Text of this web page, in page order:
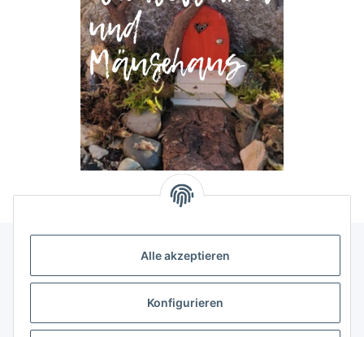
Alle akzeptieren
Konfigurieren
Allgemeine Informationen
Rechtliche Infomationen